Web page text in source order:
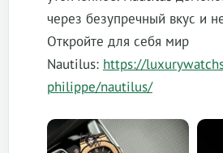
через безупречный вкус и
Откройте для себя мир
Nautilus: https://
philippe/nautilus/